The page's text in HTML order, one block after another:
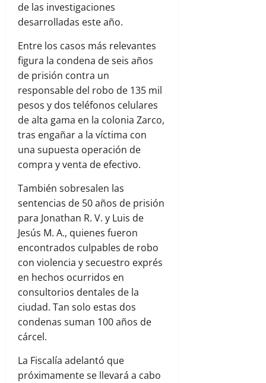
de las investigaciones
desarrolladas este año.
Entre los casos más relevantes
figura la condena de seis años
de prisión contra un
responsable del robo de 135 mil
pesos y dos teléfonos celulares
de alta gama en la colonia Zarco,
tras engañar a la víctima con
una supuesta operación de
compra y venta de efectivo.
También sobresalen las
sentencias de 50 años de prisión
para Jonathan R. V. y Luis de
Jesús M. A., quienes fueron
encontrados culpables de robo
con violencia y secuestro exprés
en hechos ocurridos en
consultorios dentales de la
ciudad. Tan solo estas dos
condenas suman 100 años de
cárcel.
La Fiscalía adelantó que
próximamente se llevará a cabo